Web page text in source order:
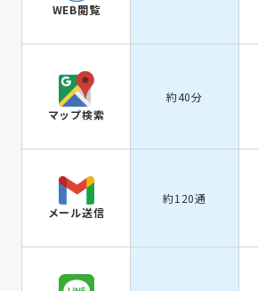
WEB閲覧
マップ検索
約40分
メール送信
約120通